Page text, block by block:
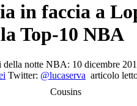
in faccia a
Top-10 NBA
della notte NBA: 10 dicembre
Twitter: @lucaserva articolo
Cousins